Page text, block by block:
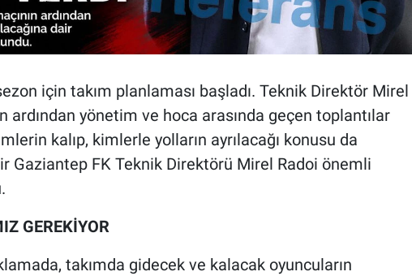
için takım planlaması başladı. Teknik Direktör Mirel
ardından yönetim ve hoca arasında geçen toplantılar
kalıp, kimlerle yolların ayrılacağı konusu da
Gaziantep FK Teknik Direktörü Mirel Radoi önemli
GEREKİYOR
takımda gidecek ve kalacak oyuncuların